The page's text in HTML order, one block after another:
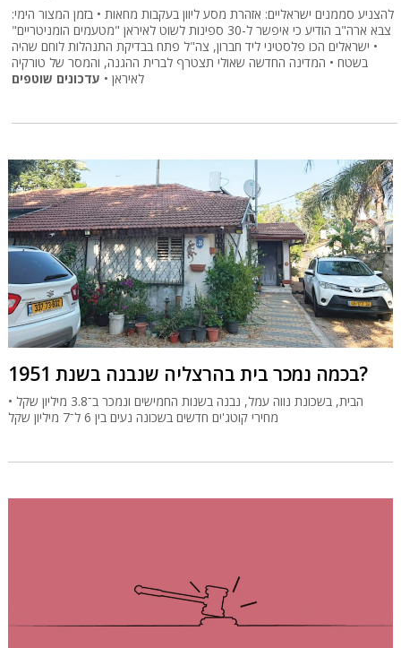
להצניע סממנים ישראליים: אזהרת מסע ליוון בעקבות מחאות • בזמן המצור הימי:
צבא ארה"ב הודיע כי איפשר ל-30 ספינות לשוט לאיראן "מטעמים הומניטריים"
• ישראלים הכו פלסטיני ליד חברון, צה"ל פתח בבדיקת התנהלות לוחם שהיה
בשטח • המדינה החדשה שאולי תצטרף לברית ההגנה, והמסר של טורקיה
לאיראן • עדכונים שוטפים
בכמה נמכר בית בהרצליה שנבנה בשנת 1951?
הבית, בשכונת נווה עמל, נבנה בשנות החמישים ונמכר ב־3.8 מיליון שקל •
מחירי קוטג'ים חדשים בשכונה נעים בין 6 ל־7 מיליון שקל